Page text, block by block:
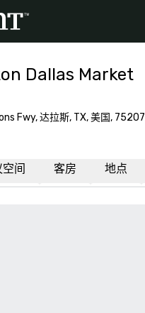
Dallas Market
Fwy, 达拉斯, TX, 美国, 75207
间 客房 地点